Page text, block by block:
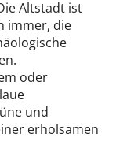
Altstadt ist
immer, die
oder
und
erholsamen